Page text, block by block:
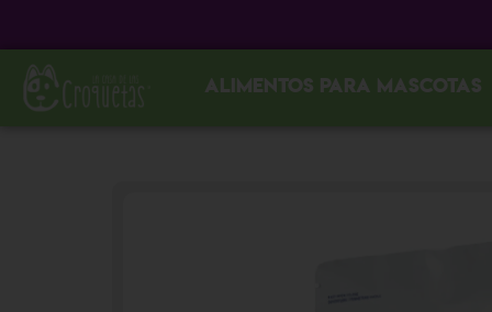
Alimentos para mascotas